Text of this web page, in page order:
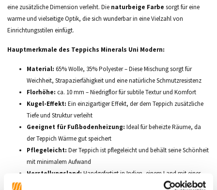
eine zusätzliche Dimension verleiht. Die naturbeige Farbe sorgt für eine
warme und vielseitige Optik, die sich wunderbar in eine Vielzahl von
Einrichtungsstilen einfügt.
Hauptmerkmale des Teppichs Minerals Uni Modern:
Material: 65% Wolle, 35% Polyester – Diese Mischung sorgt für
Weichheit, Strapazierfähigkeit und eine natürliche Schmutzresistenz
Florhöhe: ca. 10 mm – Niedrigflor für subtile Textur und Komfort
Kugel-Effekt: Ein einzigartiger Effekt, der dem Teppich zusätzliche
Tiefe und Struktur verleiht
Geeignet für Fußbodenheizung: Ideal für beheizte Räume, da
der Teppich Wärme gut speichert
Pflegeleicht: Der Teppich ist pflegeleicht und behält seine Schönheit
mit minimalem Aufwand
Herstellungsland: Handgefertigt in Indien, einem Land mit einer